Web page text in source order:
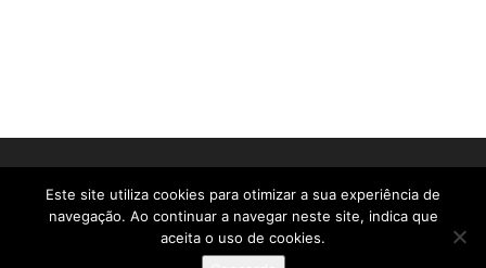
Livro de Reclamações
Este site utiliza cookies para otimizar a sua experiência de
navegação. Ao continuar a navegar neste site, indica que
aceita o uso de cookies.